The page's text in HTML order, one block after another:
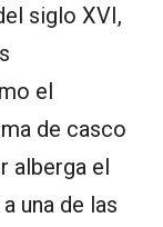
siglo XVI,
el
de casco
alberga el
una de las